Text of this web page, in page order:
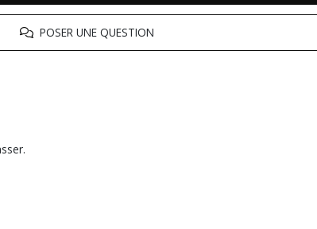
POSER UNE QUESTION